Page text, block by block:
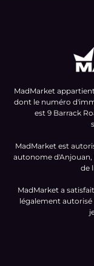
MadMarket
dont le numéro
est 9 Barrack
MadMarket est
autonome d'Anjouan,
de
MadMarket a
légalement